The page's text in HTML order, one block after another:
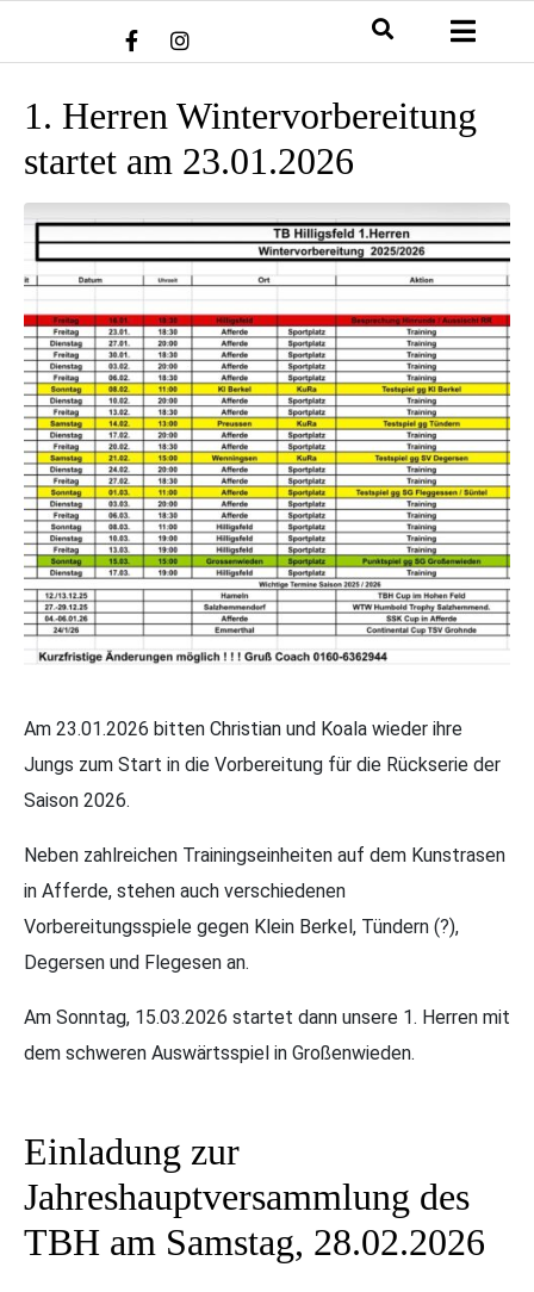
1. Herren Wintervorbereitung
startet am 23.01.2026
Am 23.01.2026 bitten Christian und Koala wieder ihre
Jungs zum Start in die Vorbereitung für die Rückserie der
Saison 2026.
Neben zahlreichen Trainingseinheiten auf dem Kunstrasen
in Afferde, stehen auch verschiedenen
Vorbereitungsspiele gegen Klein Berkel, Tündern (?),
Degersen und Flegesen an.
Am Sonntag, 15.03.2026 startet dann unsere 1. Herren mit
dem schweren Auswärtsspiel in Großenwieden.
Einladung zur
Jahreshauptversammlung des
TBH am Samstag, 28.02.2026